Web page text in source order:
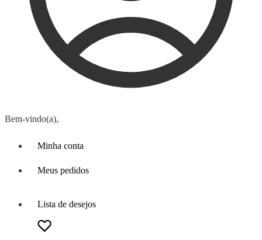
Bem-vindo(a),
Minha conta
Meus pedidos
Lista de desejos